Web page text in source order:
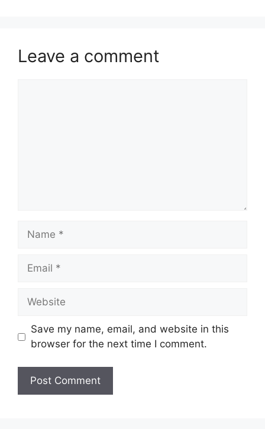
Leave a comment
Name
Email
Website
Save my name, email, and website in this
browser for the next time I comment.